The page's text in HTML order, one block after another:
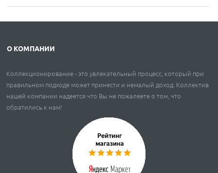
О КОМПАНИИ
Коллекционирование - это увлекательный процесс, который при
правильном подходе может принести и немалый доход. Коллектив
нашей компании надеется что Вы не пожалеете о том, что
обратились к нам!